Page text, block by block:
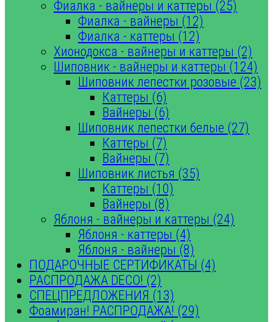
Фиалка - вайнеры и каттеры (25)
Фиалка - вайнеры (12)
Фиалка - каттеры (12)
Хионодокса - вайнеры и каттеры (2)
Шиповник - вайнеры и каттеры (124)
Шиповник лепестки розовые (23)
Каттеры (6)
Вайнеры (6)
Шиповник лепестки белые (27)
Каттеры (7)
Вайнеры (7)
Шиповник листья (35)
Каттеры (10)
Вайнеры (8)
Яблоня - вайнеры и каттеры (24)
Яблоня - каттеры (4)
Яблоня - вайнеры (8)
ПОДАРОЧНЫЕ СЕРТИФИКАТЫ (4)
РАСПРОДАЖА DECO! (2)
СПЕЦПРЕДЛОЖЕНИЯ (13)
Фоамиран! РАСПРОДАЖА! (29)